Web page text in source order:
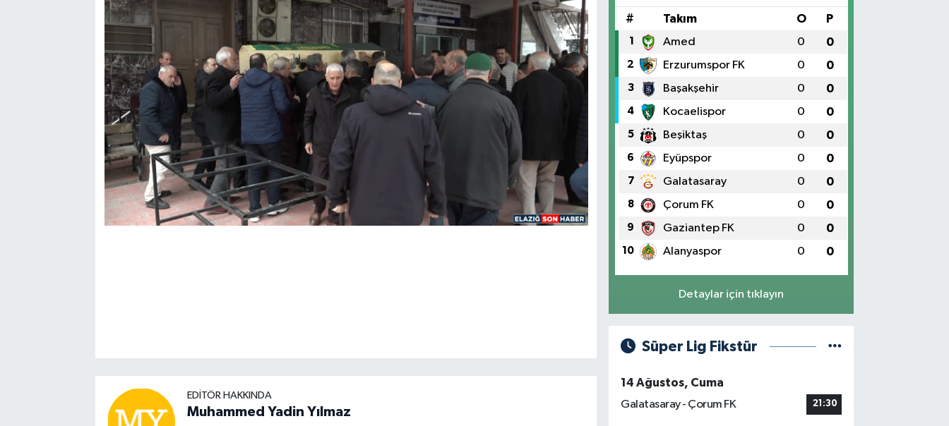
EDITÖR HAKKINDA
Muhammed Yadin Yılmaz
No:2 A
# Takım O P
1 Amed 0 0
2 Erzurumspor FK 0 0
3 Başakşehir 0 0
4 Kocaelispor 0 0
5 Beşiktaş 0 0
6 Eyüpspor 0 0
7 Galatasaray 0 0
8 Çorum FK 0 0
9 Gaziantep FK 0 0
10 Alanyaspor 0 0
Detaylar için tıklayın
Süper Lig Fikstür
14 Ağustos, Cuma
Galatasaray - Çorum FK
21:30